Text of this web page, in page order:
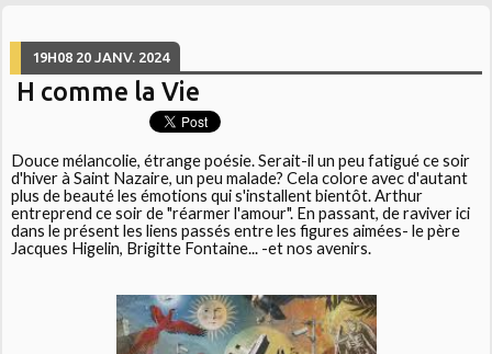
19H08 20 JANV. 2024
H comme la Vie
Douce mélancolie, étrange poésie. Serait-il un peu fatigué ce soir
d'hiver à Saint Nazaire, un peu malade? Cela colore avec d'autant
plus de beauté les émotions qui s'installent bientôt. Arthur
entreprend ce soir de "réarmer l'amour". En passant, de raviver ici
dans le présent les liens passés entre les figures aimées- le père
Jacques Higelin, Brigitte Fontaine... -et nos avenirs.